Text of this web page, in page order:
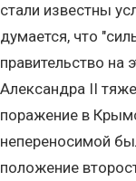
стали известны
думается, что
правительство на
Александра II
поражение в
непереносимой
положение